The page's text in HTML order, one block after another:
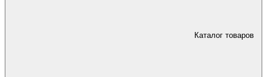
Каталог товаров